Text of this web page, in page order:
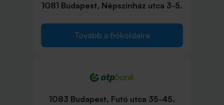
1081 Budapest, Népszínház utca 3-5.
Tovább a fiókoldalra
1083 Budapest, Futó utca 35-45.